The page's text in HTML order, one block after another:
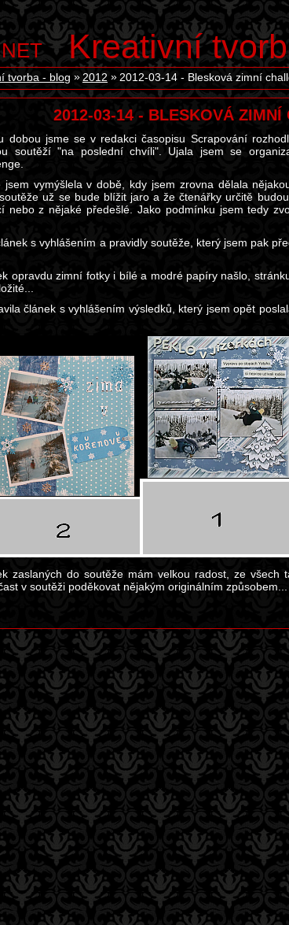
Kreativní
tvorba - blog 2012 2012-03-14 - Blesková zimní
2012-03-14 - BLESKOVÁ ZIMNÍ
dobou jsme se v redakci časopisu Scrapování
soutěží "na poslední chvíli". Ujala jsem se
jsem vymýšlela v době, kdy jsem zrovna dělala
už se bude blížit jaro a že čtenářky určitě
nebo z nějaké předešlé. Jako podmínku jsem tedy
s vyhlášením a pravidly soutěže, který jsem pak
opravdu zimní fotky i bílé a modré papíry našlo,
článek s vyhlášením výsledků, který jsem opět
zaslaných do soutěže mám velkou radost, ze všech
v soutěži poděkovat nějakým originálním způsobem...